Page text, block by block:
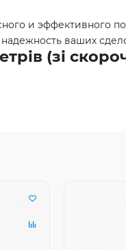
и эффективного
ваших
(зі